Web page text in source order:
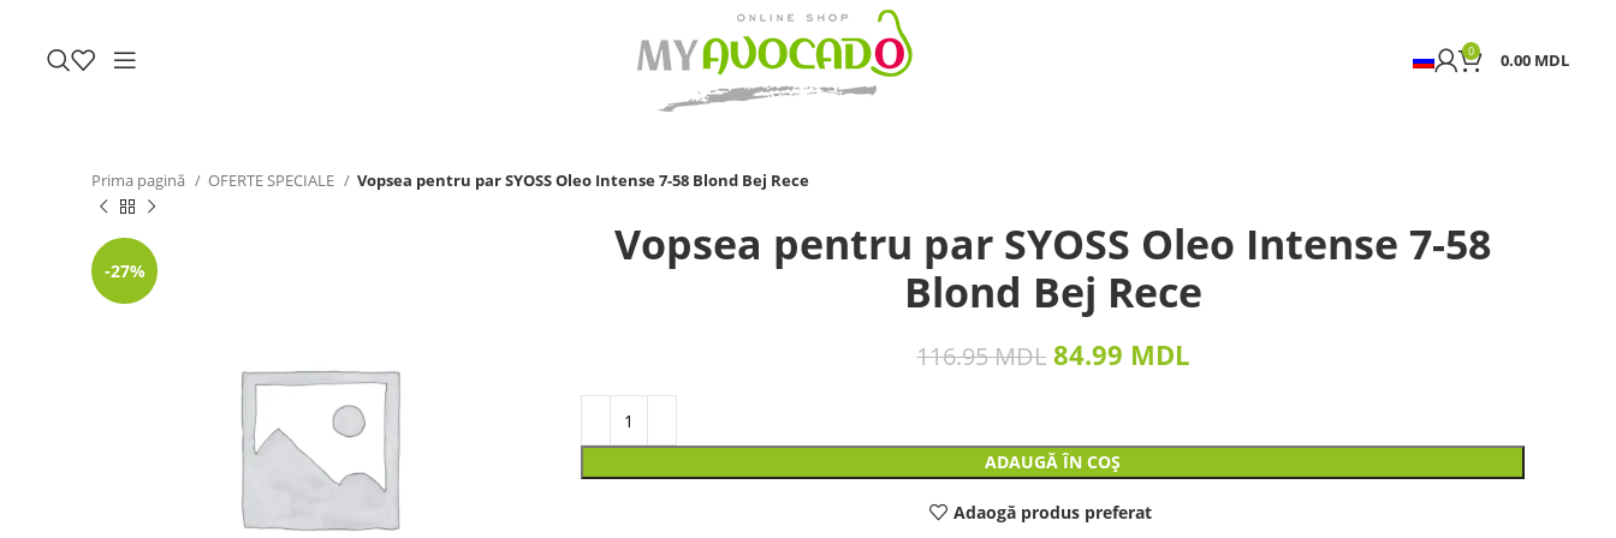
0 0.00 MDL
Prima pagină OFERTE SPECIALE Vopsea pentru par SYOSS Oleo Intense 7-58 Blond Bej Rece
-27%
Vopsea pentru par SYOSS Oleo Intense 7-58
Blond Bej Rece
116.95MDL 84.99 MDL
ADAUGĂ ÎN COȘ
Adaogă produs preferat